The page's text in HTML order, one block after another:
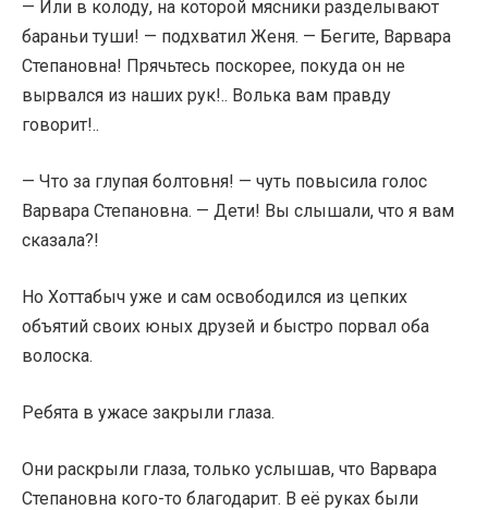
— Или в колоду, на которой мясники разделывают
бараньи туши! — подхватил Женя. — Бегите, Варвара
Степановна! Прячьтесь поскорее, покуда он не
вырвался из наших рук!.. Волька вам правду
говорит!..
— Что за глупая болтовня! — чуть повысила голос
Варвара Степановна. — Дети! Вы слышали, что я вам
сказала?!
Но Хоттабыч уже и сам освободился из цепких
объятий своих юных друзей и быстро порвал оба
волоска.
Ребята в ужасе закрыли глаза.
Они раскрыли глаза, только услышав, что Варвара
Степановна кого-то благодарит. В её руках были